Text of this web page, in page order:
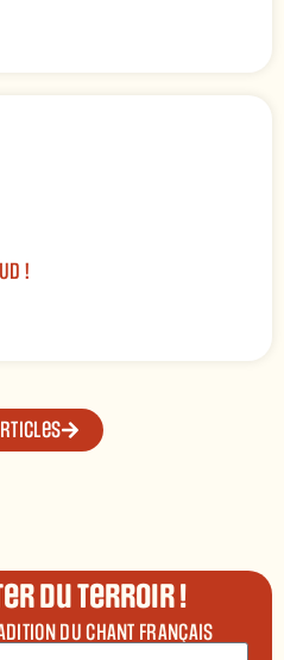
!
du terroir !
DU CHANT FRANÇAIS